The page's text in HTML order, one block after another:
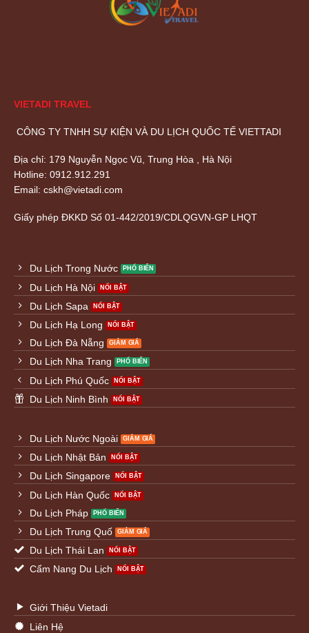
VIETADI TRAVEL
CÔNG TY TNHH SỰ KIỆN VÀ DU LỊCH QUỐC TẾ VIETTADI
Địa chỉ: 179 Nguyễn Ngọc Vũ, Trung Hòa , Hà Nội
Hotline: 0912.912.291
Email: cskh@vietadi.com
Giấy phép ĐKKD Số 01-442/2019/CDLQGVN-GP LHQT
Du Lịch Trong Nước
Du Lịch Hà Nội
Du Lịch Sapa
Du Lịch Hạ Long
Du Lịch Đà Nẵng
Du Lịch Nha Trang
Du Lịch Phú Quốc
Du Lịch Ninh Bình
Du Lịch Nước Ngoài
Du Lịch Nhật Bản
Du Lịch Singapore
Du Lịch Hàn Quốc
Du Lịch Pháp
Du Lịch Trung Quố
Du Lịch Thái Lan
Cẩm Nang Du Lịch
Giới Thiệu Vietadi
Liên Hệ